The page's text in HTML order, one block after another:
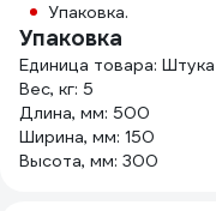
Упаковка.
Упаковка
Единица товара: Штука
Вес, кг: 5
Длина, мм: 500
Ширина, мм: 150
Высота, мм: 300